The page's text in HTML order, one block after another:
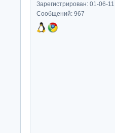
Зарегистрирован: 01-06-11
Сообщений: 967